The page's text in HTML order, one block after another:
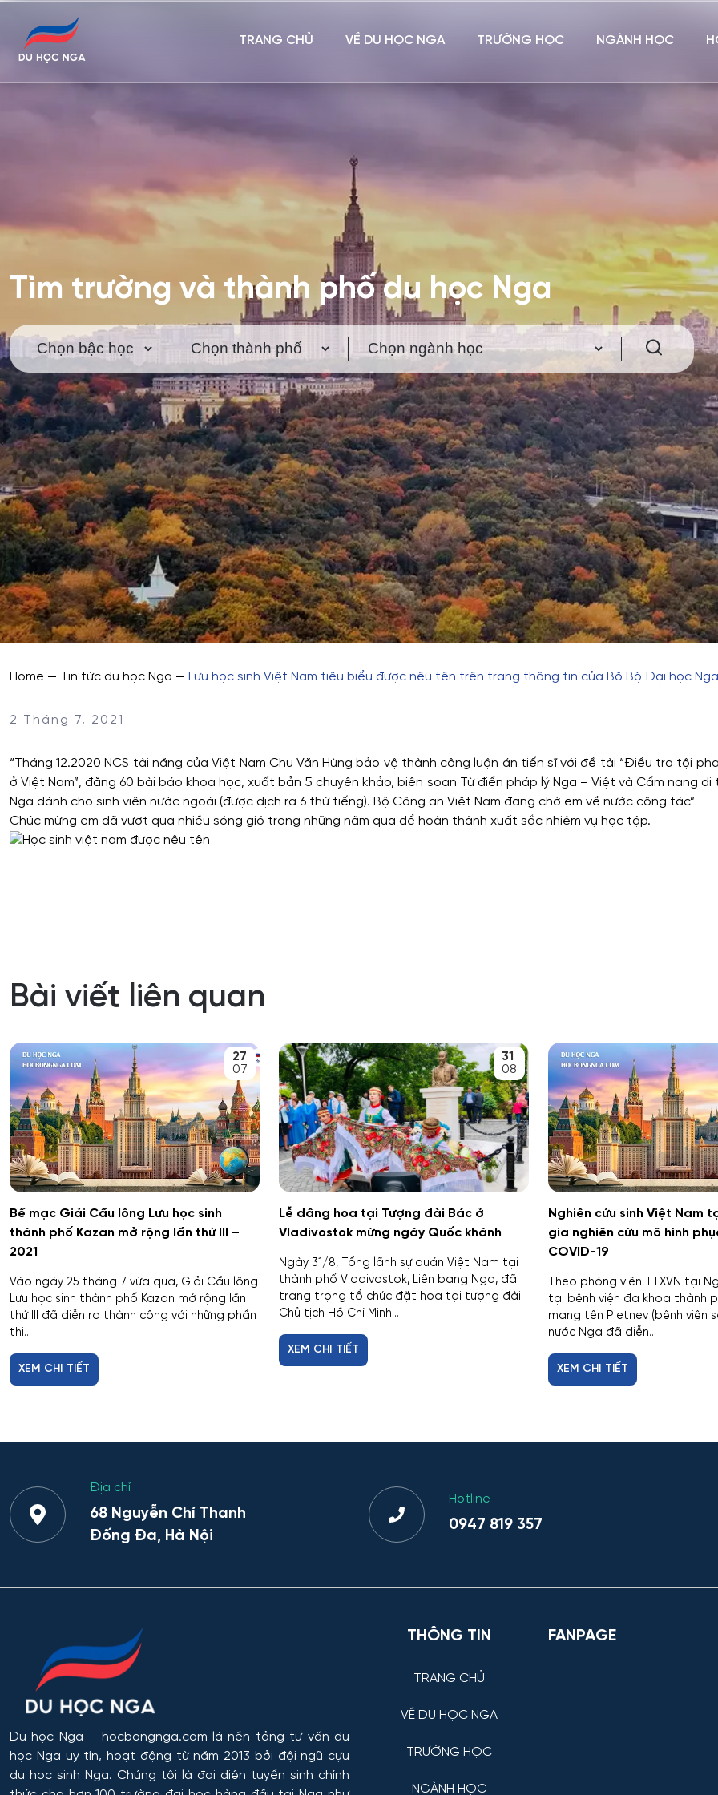
TRANG CHỦ VỀ DU HỌC NGA TRƯỜNG HỌC NGÀNH HỌC
Tìm trường và thành phố du học Nga
Home — Tin tức du học Nga — Lưu học sinh Việt Nam tiêu biểu được nêu tên trên trang thông tin của Bộ Bộ Đại học Nga
2 Tháng 7, 2021
“Tháng 12.2020 NCS tài năng của Việt Nam Chu Văn Hùng bảo vệ thành công luận án tiến sĩ với đề tài “Điều tra tội
ở Việt Nam”, đăng 60 bài báo khoa học, xuất bản 5 chuyên khảo, biên soạn Từ điển pháp lý Nga – Việt và Cẩm nang di
Nga dành cho sinh viên nước ngoài (được dịch ra 6 thứ tiếng). Bộ Công an Việt Nam đang chờ em về nước công tác”
Chúc mừng em đã vượt qua nhiều sóng gió trong những năm qua để hoàn thành xuất sắc nhiệm vụ học tập.
Bài viết liên quan
27
07
Bế mạc Giải Cầu lông Lưu học sinh
thành phố Kazan mở rộng lần thứ III –
2021
Vào ngày 25 tháng 7 vừa qua, Giải Cầu lông
Lưu học sinh thành phố Kazan mở rộng lần
thứ III đã diễn ra thành công với những phần
thi...
XEM CHI TIẾT
31
08
Lễ dâng hoa tại Tượng đài Bác ở
Vladivostok mừng ngày Quốc khánh
Ngày 31/8, Tổng lãnh sự quán Việt Nam tại
thành phố Vladivostok, Liên bang Nga, đã
trang trọng tổ chức đặt hoa tại tượng đài
Chủ tịch Hồ Chí Minh...
XEM CHI TIẾT
Nghiên cứu sinh Việt Nam
gia nghiên cứu mô hình
COVID-19
Theo phóng viên TTXVN tại
tại bệnh viện đa khoa thành
mang tên Pletnev (bệnh viện
nước Nga đã diễn...
XEM CHI TIẾT
Địa chỉ
68 Nguyễn Chí Thanh
Đống Đa, Hà Nội
Hotline
0947 819 357
Du học Nga – hocbongnga.com là nền tảng tư vấn du
học Nga uy tín, hoạt động từ năm 2013 bởi đội ngũ cựu
du học sinh Nga. Chúng tôi là đại diện tuyển sinh chính
THÔNG TIN
TRANG CHỦ
VỀ DU HỌC NGA
TRƯỜNG HỌC
NGÀNH HỌC
FANPAGE